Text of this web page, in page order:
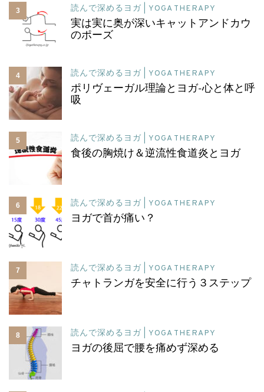
3 読んで深めるヨガ | YOGA THERAPY
実は実に奥が深いキャットアンドカウ
のポーズ
4 読んで深めるヨガ | YOGA THERAPY
ポリヴェーガル理論とヨガ-心と体と呼
吸
5 読んで深めるヨガ | YOGA THERAPY
食後の胸焼け＆逆流性食道炎とヨガ
6 読んで深めるヨガ | YOGA THERAPY
ヨガで首が痛い？
7 読んで深めるヨガ | YOGA THERAPY
チャトランガを安全に行う３ステップ
8 読んで深めるヨガ | YOGA THERAPY
ヨガの後屈で腰を痛めず深める